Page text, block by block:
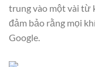
trung vào một vài từ
đảm bảo rằng mọi
Google.